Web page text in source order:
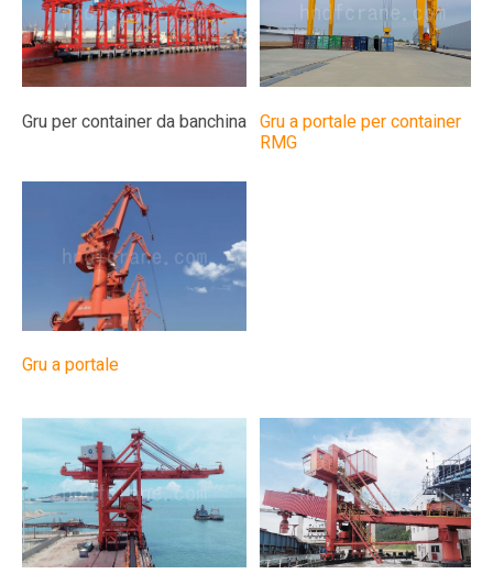
Gru per container da banchina Gru a portale per container
RMG
Gru a portale